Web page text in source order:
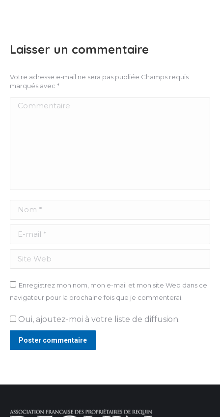
Laisser un commentaire
Votre adresse e-mail ne sera pas publiée Champs requis
marqués avec *
Commentaire
Nom *
E-mail *
Site Web
Enregistrez mon nom, mon e-mail et mon site Web dans ce
navigateur pour la prochaine fois que je commenterai.
Oui, ajoutez-moi à votre liste de diffusion.
Poster commentaire